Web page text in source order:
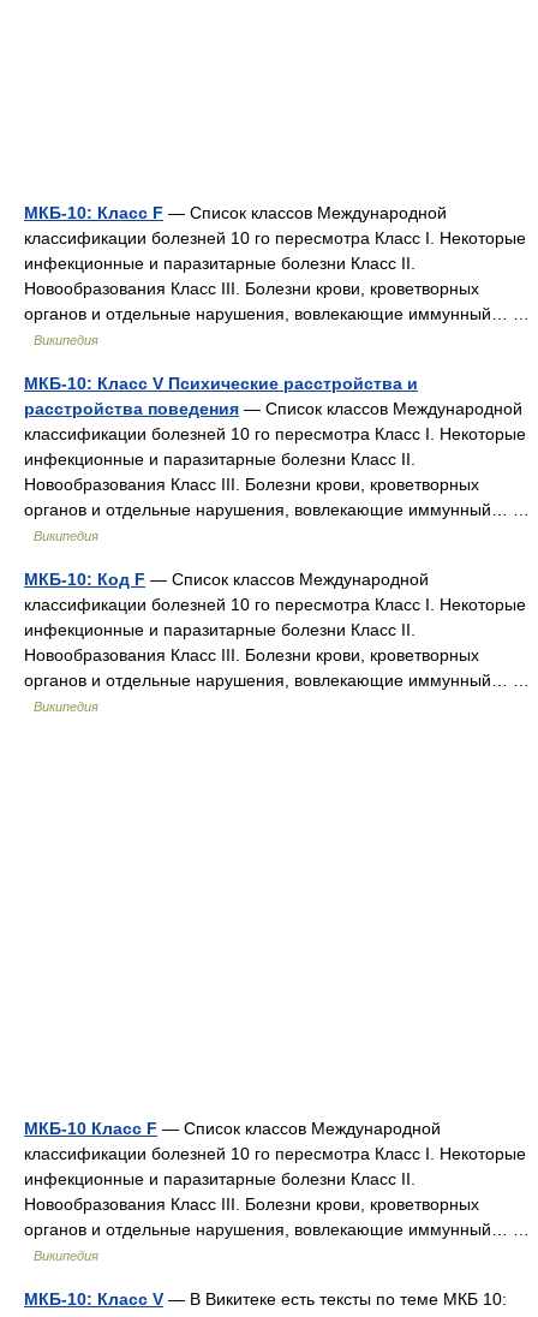
МКБ-10: Класс F — Список классов Международной
классификации болезней 10 го пересмотра Класс I. Некоторые
инфекционные и паразитарные болезни Класс II.
Новообразования Класс III. Болезни крови, кроветворных
органов и отдельные нарушения, вовлекающие иммунный… …
Википедия
МКБ-10: Класс V Психические расстройства и
расстройства поведения — Список классов Международной
классификации болезней 10 го пересмотра Класс I. Некоторые
инфекционные и паразитарные болезни Класс II.
Новообразования Класс III. Болезни крови, кроветворных
органов и отдельные нарушения, вовлекающие иммунный… …
Википедия
МКБ-10: Код F — Список классов Международной
классификации болезней 10 го пересмотра Класс I. Некоторые
инфекционные и паразитарные болезни Класс II.
Новообразования Класс III. Болезни крови, кроветворных
органов и отдельные нарушения, вовлекающие иммунный… …
Википедия
МКБ-10 Класс F — Список классов Международной
классификации болезней 10 го пересмотра Класс I. Некоторые
инфекционные и паразитарные болезни Класс II.
Новообразования Класс III. Болезни крови, кроветворных
органов и отдельные нарушения, вовлекающие иммунный… …
Википедия
МКБ-10: Класс V — В Викитеке есть тексты по теме МКБ 10: